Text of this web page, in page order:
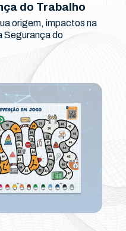
do Trabalho
origem, impactos na
Segurança do